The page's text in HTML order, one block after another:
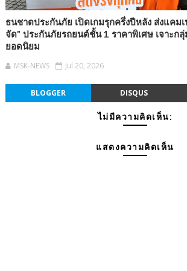
ธนชาตประกันภัย เปิดเกมรุกครึ่งปีหลัง ส่งแคม
จัด” ประกันภัยรถยนต์ชั้น 1 ราคาพิเศษ เจาะกลุ่
ยอดนิยม
MSK-NEWS Jul 20, 2026
BLOGGER DISQUS
ไม่มีความคิดเห็น:
แสดงความคิดเห็น